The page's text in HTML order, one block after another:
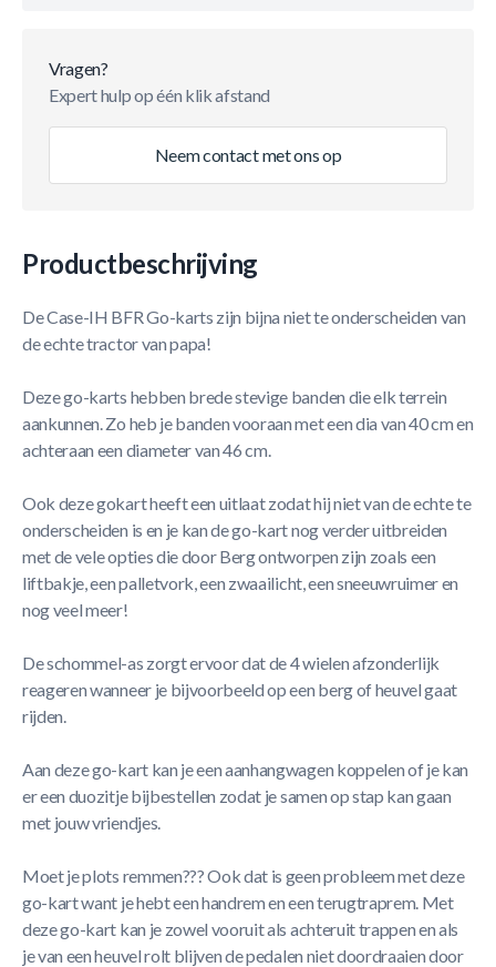
Vragen?
Expert hulp op één klik afstand
Neem contact met ons op
Productbeschrijving
De Case-IH BFR Go-karts zijn bijna niet te onderscheiden van
de echte tractor van papa!
Deze go-karts hebben brede stevige banden die elk terrein
aankunnen. Zo heb je banden vooraan met een dia van 40 cm en
achteraan een diameter van 46 cm.
Ook deze gokart heeft een uitlaat zodat hij niet van de echte te
onderscheiden is en je kan de go-kart nog verder uitbreiden
met de vele opties die door Berg ontworpen zijn zoals een
liftbakje, een palletvork, een zwaailicht, een sneeuwruimer en
nog veel meer!
De schommel-as zorgt ervoor dat de 4 wielen afzonderlijk
reageren wanneer je bijvoorbeeld op een berg of heuvel gaat
rijden.
Aan deze go-kart kan je een aanhangwagen koppelen of je kan
er een duozitje bijbestellen zodat je samen op stap kan gaan
met jouw vriendjes.
Moet je plots remmen??? Ook dat is geen probleem met deze
go-kart want je hebt een handrem en een terugtraprem. Met
deze go-kart kan je zowel vooruit als achteruit trappen en als
je van een heuvel rolt blijven de pedalen niet doordraaien door